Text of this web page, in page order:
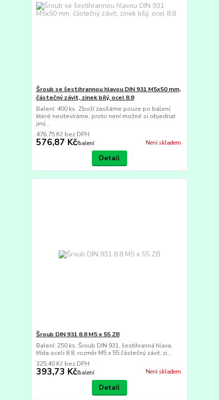
Šroub se šestihrannou hlavou DIN 931 M5x50 mm,
částečný závit, zinek bílý, ocel 8.8
Balení: 400 ks, Zboží zasíláme pouze po balení,
které neotevíráme, proto není možné si objednat
jiný...
576,87 Kč/balení
476,75 Kč bez DPH
Není skladem
Detail
Šroub DIN 931 8.8 M5 x 55 ZB
Balení: 250 ks, Šroub DIN 931, šestihranná hlava,
třída oceli 8.8, rozměr M5 x 55 částečný závit, zi...
393,73 Kč/balení
325,40 Kč bez DPH
Není skladem
Detail